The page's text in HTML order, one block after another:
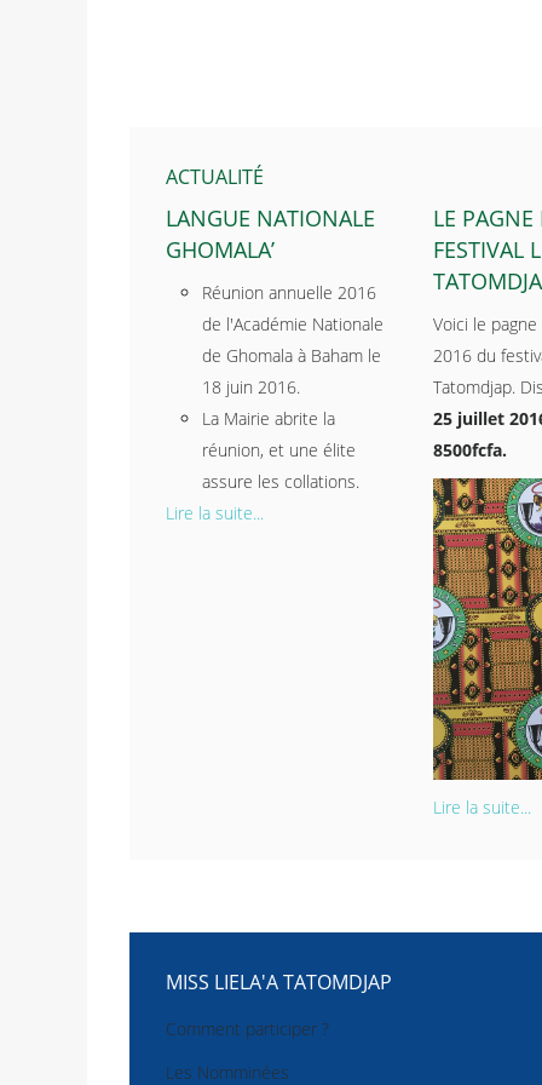
ACTUALITÉ
LANGUE NATIONALE
GHOMALA’
Réunion annuelle 2016
de l'Académie Nationale
de Ghomala à Baham le
18 juin 2016.
La Mairie abrite la
réunion, et une élite
assure les collations.
Lire la suite...
LE PAGNE
FESTIVAL
Voici le
2016 du
Tatomdjap.
25 juillet
8500fcfa.
Lire la suite...
MISS LIELA'A TATOMDJAP
Comment participer ?
Les Nomminées